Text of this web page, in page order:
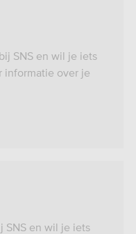
SNS en wil je iets
informatie over je
SNS en wil je iets